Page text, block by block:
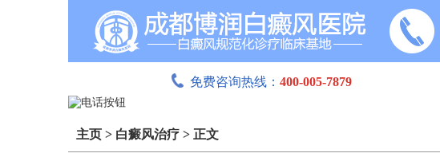
免费咨询热线： 400-005-7879
主页 > 白癜风治疗 > 正文